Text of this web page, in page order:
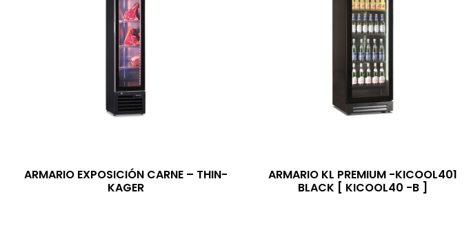
ARMARIO EXPOSICIÓN CARNE – THIN-
KAGER
ARMARIO KL PREMIUM -KICOOL401
BLACK [ KICOOL40 -B ]